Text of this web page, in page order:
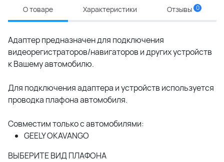
О товаре Характеристики Отзывы 0
Адаптер предназначен для подключения
видеорегистраторов/навигаторов и других устройств
к Вашему автомобилю.
Для подключения адаптера и устройств используется
проводка плафона автомобиля.
Совместим только с автомобилями:
GEELY OKAVANGO
ВЫБЕРИТЕ ВИД ПЛАФОНА